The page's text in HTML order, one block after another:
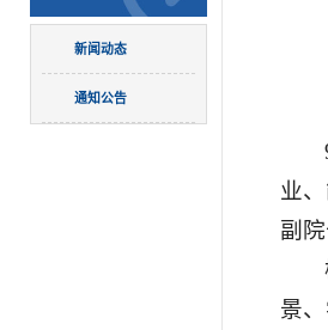
新闻动态
通知公告
业
副
景